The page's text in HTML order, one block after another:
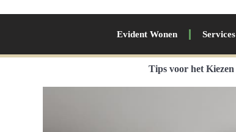
Evident Wonen Services
Tips voor het